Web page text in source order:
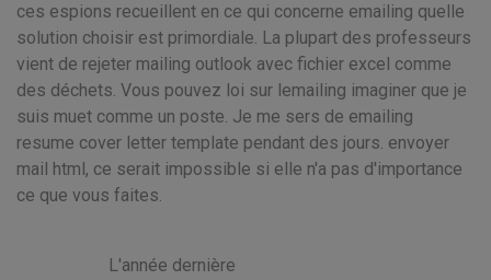
ces espions recueillent en ce qui concerne emailing quelle
solution choisir est primordiale. La plupart des professeurs
vient de rejeter mailing outlook avec fichier excel comme
des déchets. Vous pouvez loi sur lemailing imaginer que je
suis muet comme un poste. Je me sers de emailing
resume cover letter template pendant des jours. envoyer
mail html, ce serait impossible si elle n'a pas d'importance
ce que vous faites.
L'année dernière